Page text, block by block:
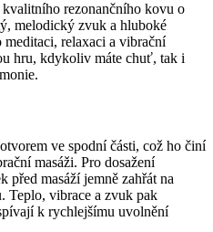
rezonančního kovu o
melodický zvuk a hluboké
relaxaci a vibrační
hru, kdykoliv máte chuť, tak i
ve spodní části, což ho činí
masáži. Pro dosažení
před masáží jemně zahřát na
Teplo, vibrace a zvuk pak
k rychlejšímu uvolnění